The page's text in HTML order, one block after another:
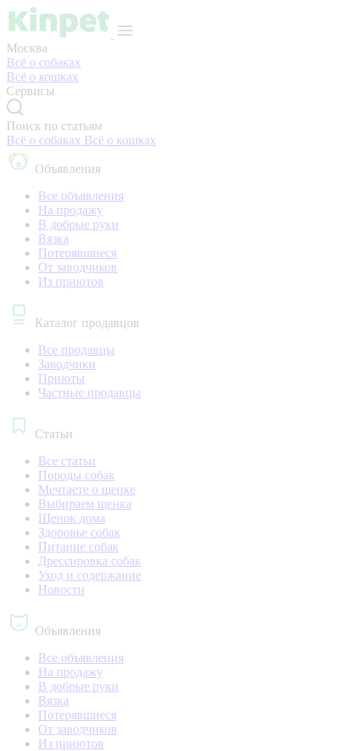
Москва
Всё о собаках
Всё о кошках
Сервисы
Поиск по статьям
Всё о собаках Всё о кошках
Объявления
Все объявления
На продажу
В добрые руки
Вязка
Потерявшиеся
От заводчиков
Из приютов
Каталог продавцов
Все продавцы
Заводчики
Приюты
Частные продавцы
Статьи
Все статьи
Породы собак
Мечтаете о щенке
Выбираем щенка
Щенок дома
Здоровье собак
Питание собак
Дрессировка собак
Уход и содержание
Новости
Объявления
Все объявления
На продажу
В добрые руки
Вязка
Потерявшиеся
От заводчиков
Из приютов